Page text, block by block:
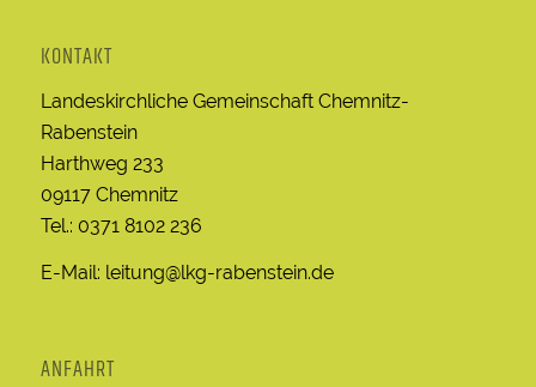
KONTAKT
Landeskirchliche Gemeinschaft Chemnitz-
Rabenstein
Harthweg 233
09117 Chemnitz
Tel.: 0371 8102 236
E-Mail: leitung@lkg-rabenstein.de
ANFAHRT